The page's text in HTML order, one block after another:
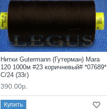
Нитки Gutermann (Гутерман) Mara
120 1000м #23 коричневый# *07689*
C/24 (33г)
390.00р.
Купить